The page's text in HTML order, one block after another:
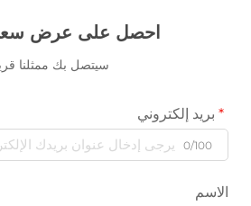
احصل على عرض
سيتصل بك ممثلنا
بريد إلكتروني
0/100
الاسم